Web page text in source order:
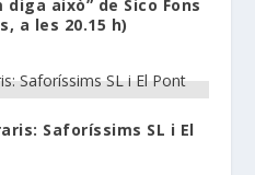
això” de Sico Fons
a les 20.15 h)
Saforíssims SL i El